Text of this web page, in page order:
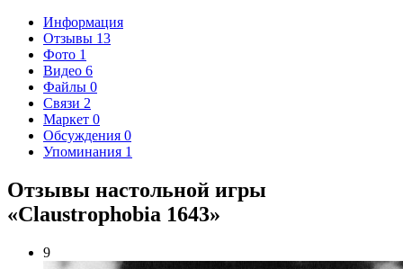
Информация
Отзывы 13
Фото 1
Видео 6
Файлы 0
Связи 2
Маркет 0
Обсуждения 0
Упоминания 1
Отзывы настольной игры
«Claustrophobia 1643»
9